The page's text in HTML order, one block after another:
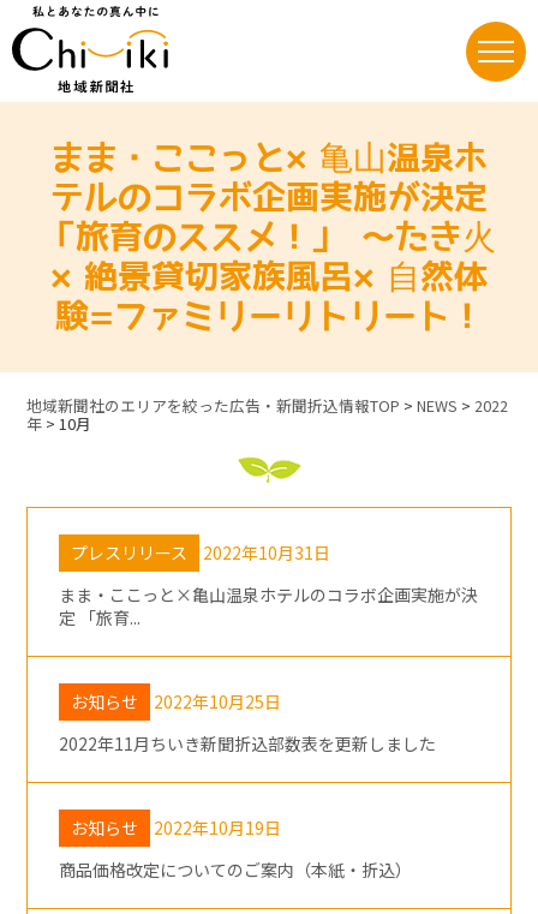
contentまま・ここっと×⻲⼭温泉ホ
テルのコラボ企画実施が決定
「旅育のススメ！」 〜たき⽕
×絶景貸切家族風呂×⾃然体
験=ファミリーリトリート！
地域新聞社のエリアを絞った広告・新聞折込情報TOP >NEWS > 2022
年 >10月
プレスリリース
2022年10月31日
まま・ここっと×⻲⼭温泉ホテルのコラボ企画実施が決
定 「旅育...
お知らせ
2022年10月25日
2022年11月ちいき新聞折込部数表を更新しました
お知らせ
2022年10月19日
商品価格改定についてのご案内（本紙・折込）